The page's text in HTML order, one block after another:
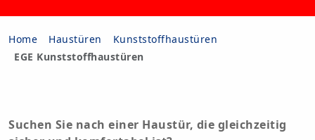
Home Haustüren
Kunststoffhaustüren
EGE Kunststoffhaustüren
Suchen Sie nach einer Haustür, die gleichzeitig